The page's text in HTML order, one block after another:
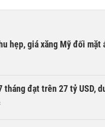
hẹp, giá xăng Mỹ đối mặt
tháng đạt trên 27 tỷ USD,